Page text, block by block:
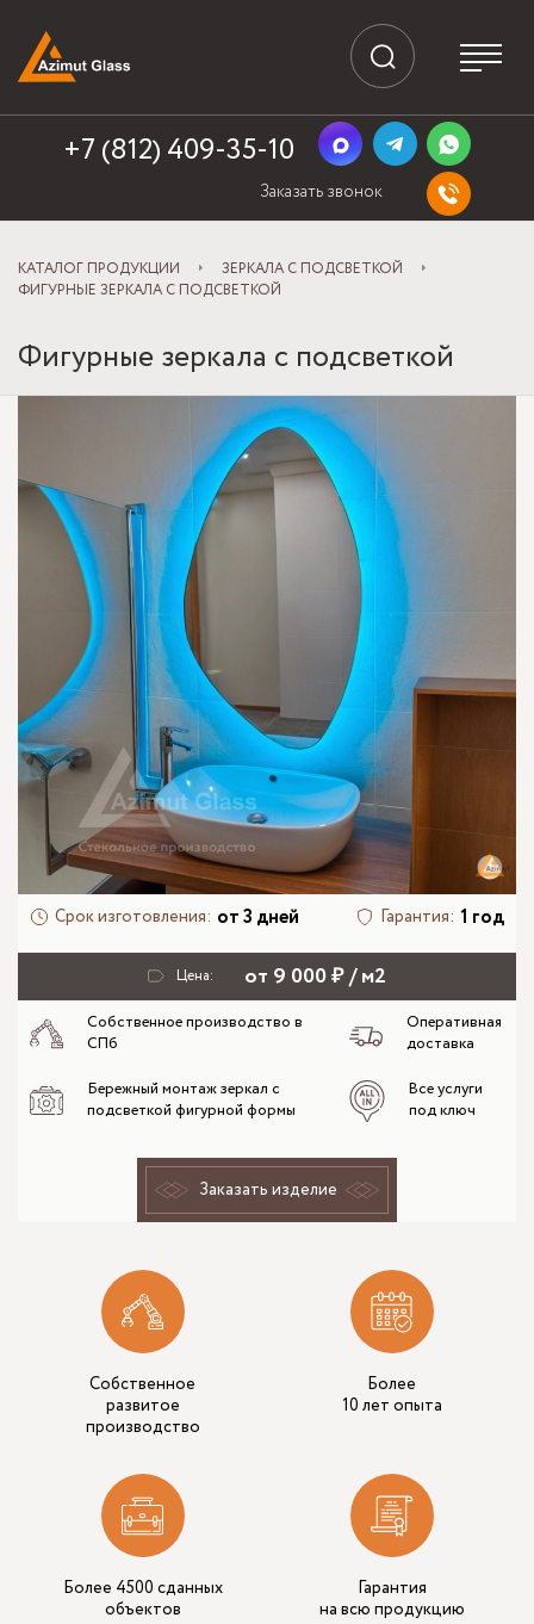
+7 (812) 409-35-10
Заказать звонок
КАТАЛОГ ПРОДУКЦИИ
ЗЕРКАЛА С ПОДСВЕТКОЙ
ФИГУРНЫЕ ЗЕРКАЛА С ПОДСВЕТКОЙ
Фигурные зеркала с подсветкой
Срок изготовления: от 3 дней Гарантия: 1 год
Цена: от 9 000 ₽ / м2
Собственное производство в
СПб
Оперативная
доставка
Бережный монтаж зеркал с
подсветкой фигурной формы
Все услуги
под ключ
Заказать изделие
Собственное
развитое
производство
Более
10 лет опыта
Более 4500 сданных
объектов
Гарантия
на всю продукцию